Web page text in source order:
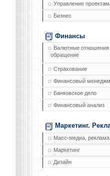
Управление
Бизнес
Финансы
Валютные
обращение
Страхование
Финансовый
Банковское дело
Финансовый анализ
Маркетинг.
Масс-медиа, реклама
Маркетинг
Дизайн